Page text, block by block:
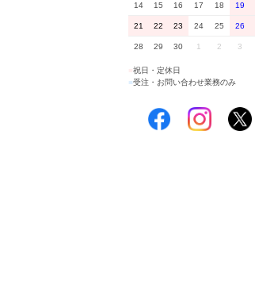
14 15 16 17 18 19
21 22 23 24 25 26
28 29 30 1 2 3
祝日・定休日
■受注・お問い合わせ業務のみ